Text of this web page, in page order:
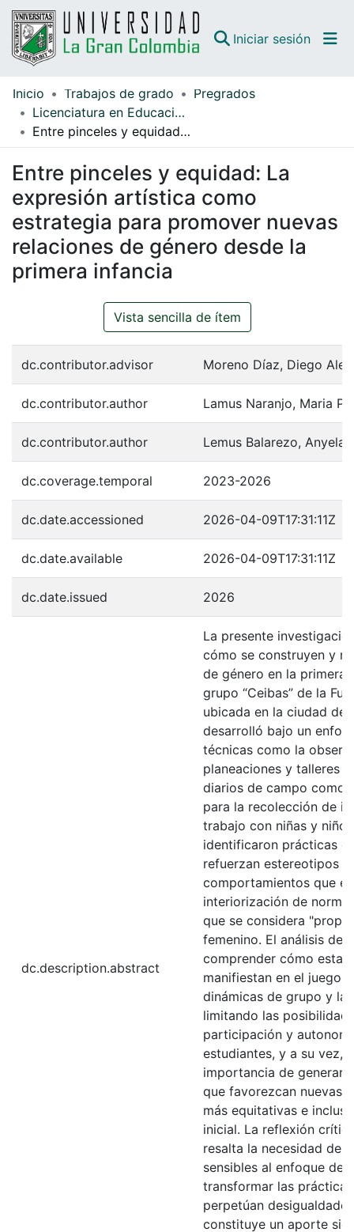
Iniciar sesión
Comunidades
Todo DSpace
Guías
Inicio Trabajos de grado
Pregrados
Licenciatura en Educación Infantil
Entre pinceles y equidad: La expresión artística como estrategia para promover nuevas relaciones de género desde la primera infancia
Entre pinceles y equidad: La
expresión artística como
estrategia para promover nuevas
relaciones de género desde la
primera infancia
Vista sencilla de ítem
dc.contributor.advisor Moreno Díaz, Diego
dc.contributor.author Lamus Naranjo, Maria
dc.contributor.author Lemus Balarezo, Anyela
dc.coverage.temporal 2023-2026
dc.date.accessioned 2026-04-09T17:31:11Z
dc.date.available 2026-04-09T17:31:11Z
dc.date.issued 2026
dc.description.abstract
La presente
cómo se construyen y
de género en la primera
grupo “Ceibas” de la
ubicada en la ciudad de
desarrolló bajo un
técnicas como la
planeaciones y talleres
diarios de campo como
para la recolección de
trabajo con niñas y
identificaron prácticas
refuerzan estereotipos
comportamientos que
interiorización de
que se considera
femenino. El análisis de
comprender cómo
manifiestan en el juego,
dinámicas de grupo y
limitando las
participación y
estudiantes, y a su vez,
importancia de generar
que favorezcan nuevas
más equitativas e
inicial. La reflexión
resalta la necesidad de
sensibles al enfoque de
transformar las
perpetúan
constituye un aporte